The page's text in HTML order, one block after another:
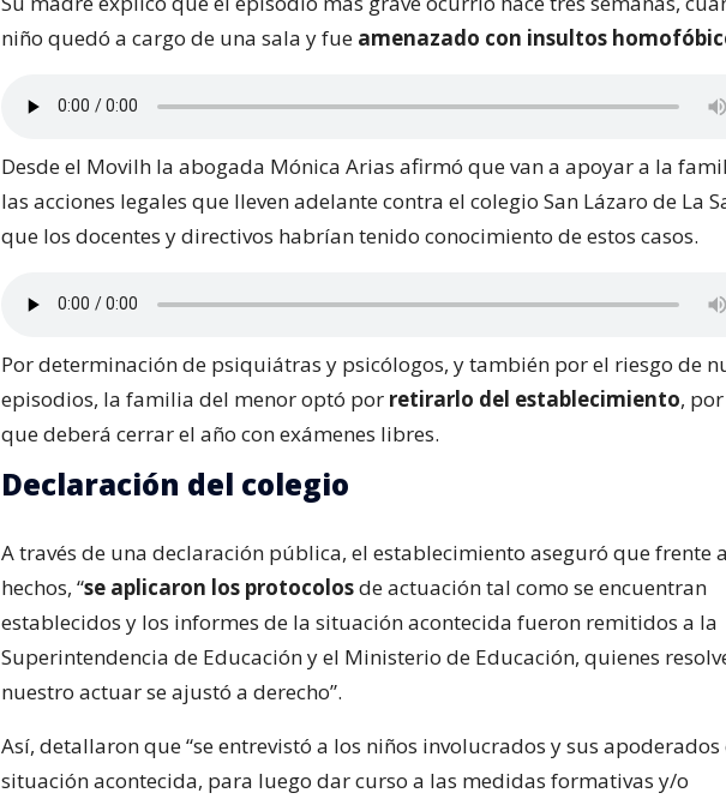
niño quedó a cargo de una sala y fue amenazado con insultos
Desde el Movilh la abogada Mónica Arias afirmó que van a apoyar a la
las acciones legales que lleven adelante contra el colegio San Lázaro de La
que los docentes y directivos habrían tenido conocimiento de estos casos.
Por determinación de psiquiátras y psicólogos, y también por el riesgo de
episodios, la familia del menor optó por retirarlo del establecimiento,
que deberá cerrar el año con exámenes libres.
Declaración del colegio
A través de una declaración pública, el establecimiento aseguró que frente
hechos, “se aplicaron los protocolosde actuación tal como se encuentran
establecidos y los informes de la situación acontecida fueron remitidos a la
Superintendencia de Educación y el Ministerio de Educación, quienes
nuestro actuar se ajustó a derecho”.
Así, detallaron que “se entrevistó a los niños involucrados y sus apoderados
situación acontecida, para luego dar curso a las medidas formativas y/o